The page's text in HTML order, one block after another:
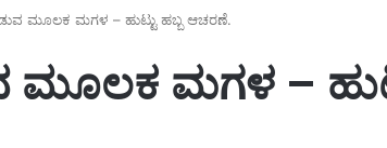
ಮೂಲಕ ಮಗಳ – ಹುಟ್ಟು ಹಬ್ಬ ಆಚರಣೆ.
ಮೂಲಕ ಮಗಳ –